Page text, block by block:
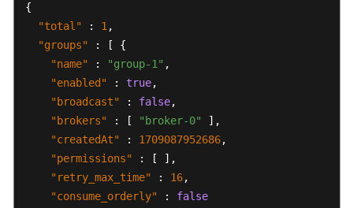
费
组
删
除
指
定
消
费
{
"total"
: 1 ,
"groups"
: [
{
"name"
: "group-1" ,
"enabled"
: true,
"broadcast"
: false,
"brokers"
: [ "broker-0" ] ,
"createdAt"
: 1709087952686,
"permissions"
: [ ] ,
"retry_max_time"
: 16,
"consume_orderly"
:
false